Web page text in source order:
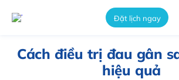
Đặt lịch ngay
Cách điều trị đau gân
hiệu quả